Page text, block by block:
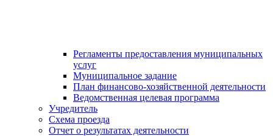
Регламенты предоставления муниципальных
услуг
Муниципальное задание
План финансово-хозяйственной деятельности
Ведомственная целевая программа
Учредитель
Схема проезда
Отчет о результатах деятельности